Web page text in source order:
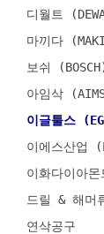
디월트
마끼다
보쉬
아임삭
이글툴스
이에스산업
이화다이아몬
드릴 & 해머
연삭공구